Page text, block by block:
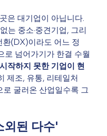
는 중소·중견기업, 그리
(DX)이라도 어느 정
넘어가기가 한결 수월
작하지 못한 기업이 현
제조, 유통, 리테일처
로 굴러온 산업일수록 그
외된 다수'